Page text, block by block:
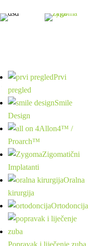
Prvi
pregled
Smile
Design
Allon4™ /
Proarch™
Zigomatični
Implatanti
Oralna
kirurgija
Ortodoncija
Popravak i liječenje zuba